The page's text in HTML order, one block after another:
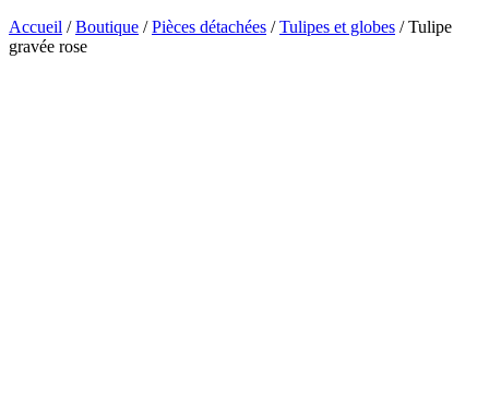
Accueil /Boutique /Pièces détachées /Tulipes et globes / Tulipe
gravée rose